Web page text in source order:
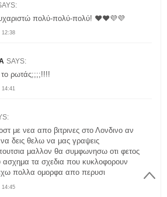
12:38
πολύ-πολύ-πολύ! ❤️❤️💜💜
SAYS:
14:41
το ρωτάς;;;;!!!!
14:45
με νεα απο βιτρινες στο Λονδινο αν
δεις θελω να μας γραψεις
μαλλον θα συμφωνησω οτι φετος
ασχημα τα σχεδια που κυκλοφορουν
πολλα ομορφα απο περυσι